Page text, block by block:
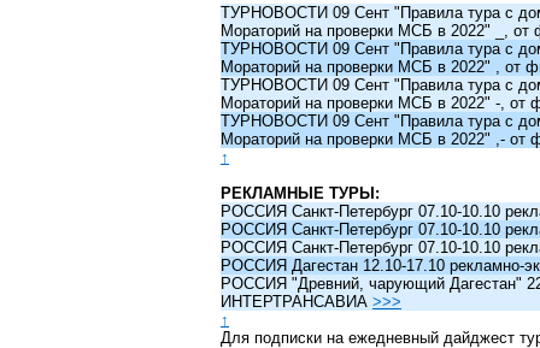
ТУРНОВОСТИ 09 Сент "Правила тура с
Мораторий на проверки МСБ в 2022" _,
ТУРНОВОСТИ 09 Сент "Правила тура с
Мораторий на проверки МСБ в 2022" ,
ТУРНОВОСТИ 09 Сент "Правила тура с
Мораторий на проверки МСБ в 2022" -,
ТУРНОВОСТИ 09 Сент "Правила тура с
Мораторий на проверки МСБ в 2022" ,-
↑
РЕКЛАМНЫЕ ТУРЫ:
РОССИЯ Санкт-Петербург 07.10-10.10
РОССИЯ Санкт-Петербург 07.10-10.10
РОССИЯ Санкт-Петербург 07.10-10.10
РОССИЯ Дагестан 12.10-17.10 рекламно-
РОССИЯ "Древний, чарующий Дагестан"
ИНТЕРТРАНСАВИА >>>
↑
Для подписки на ежедневный дайджест